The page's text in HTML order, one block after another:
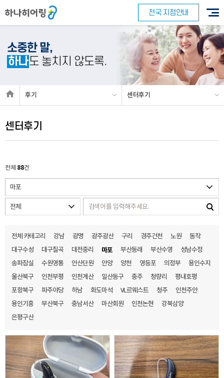
전국 지점안내
소중한 말,
하나도 놓치지 않도록.
후기 센터후기
센터후기
전체 88건
전체 카테고리 강남 광명 광주광산 구리 경주건천 노원
동작
대구수성
대구칠곡 대전중리 마포 부산동래 부산수영
성남수정
송파잠실
수원영통 안산단원 안양 양천 영등포 의정부
용인수지
울산북구
인천부평 인천계산 일산동구 충주 청량리
평내호평
포항북구
파주야당 하남 화도마석 VL르웨스트 청주
인천주안
용인기흥
부산북구 충남서산 마산회원 인천논현
강북삼양
은평구산